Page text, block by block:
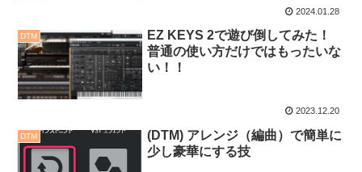
2024.01.28
DTM
EZ KEYS 2で遊び倒してみた！
普通の使い方だけではもったいな
い！！
2023.12.20
DTM
(DTM) アレンジ（編曲）で簡単に
少し豪華にする技